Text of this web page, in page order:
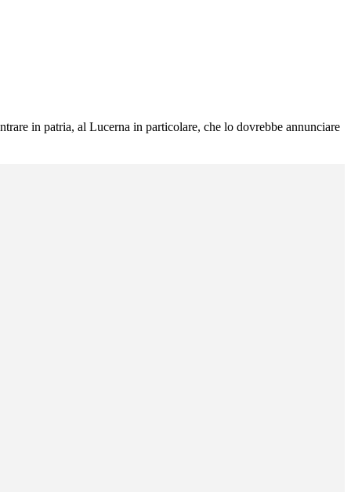
in patria, al Lucerna in particolare, che lo dovrebbe annunciare